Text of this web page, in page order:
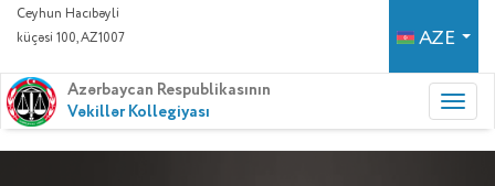
Ceyhun Hacıbəyli
küçəsi 100, AZ1007
AZE
Azərbaycan Respublikasının
Vəkillər Kollegiyası